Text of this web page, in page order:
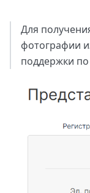
Для
фотографии
поддержки по